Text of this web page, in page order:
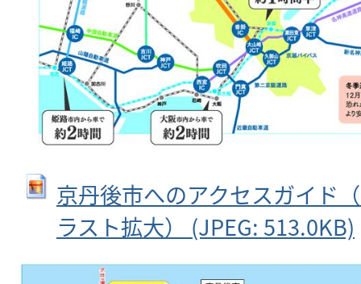
京丹後市へのアクセスガイド
ラスト拡大） (JPEG: 513.0KB)